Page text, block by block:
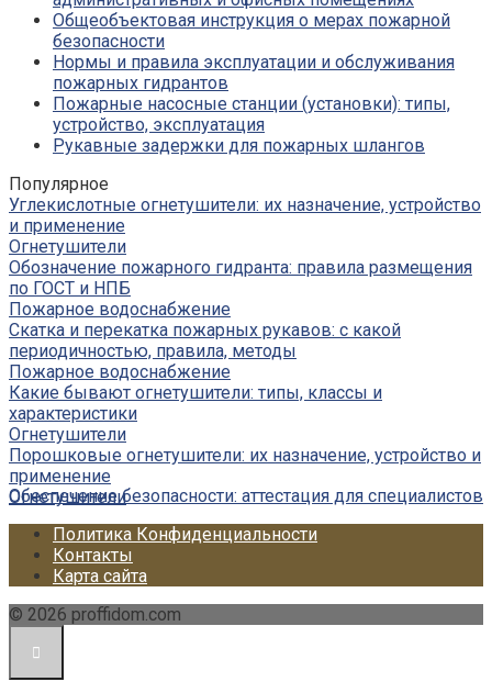
Общеобъектовая инструкция о мерах пожарной
безопасности
Нормы и правила эксплуатации и обслуживания
пожарных гидрантов
Пожарные насосные станции (установки): типы,
устройство, эксплуатация
Рукавные задержки для пожарных шлангов
Популярное
Углекислотные огнетушители: их назначение, устройство
и применение
Огнетушители
Обозначение пожарного гидранта: правила размещения
по ГОСТ и НПБ
Пожарное водоснабжение
Скатка и перекатка пожарных рукавов: с какой
периодичностью, правила, методы
Пожарное водоснабжение
Какие бывают огнетушители: типы, классы и
характеристики
Огнетушители
Порошковые огнетушители: их назначение, устройство и
применение
Огнетушители
Обеспечение безопасности: аттестация для специалистов
Политика Конфиденциальности
Контакты
Карта сайта
© 2026 proffidom.com